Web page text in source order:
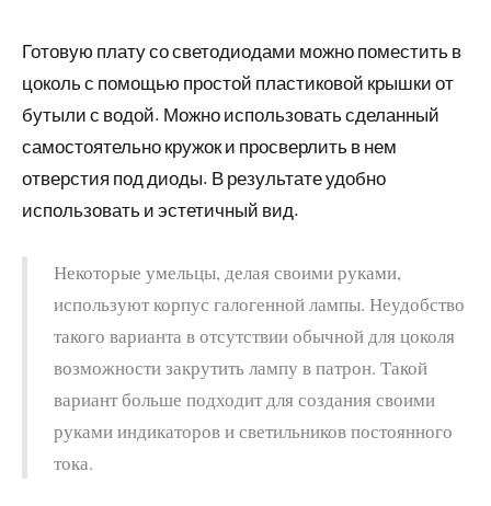
Готовую плату со светодиодами можно поместить в
цоколь с помощью простой пластиковой крышки от
бутыли с водой. Можно использовать сделанный
самостоятельно кружок и просверлить в нем
отверстия под диоды. В результате удобно
использовать и эстетичный вид.
Некоторые умельцы, делая своими руками,
используют корпус галогенной лампы. Неудобство
такого варианта в отсутствии обычной для цоколя
возможности закрутить лампу в патрон. Такой
вариант больше подходит для создания своими
руками индикаторов и светильников постоянного
тока.